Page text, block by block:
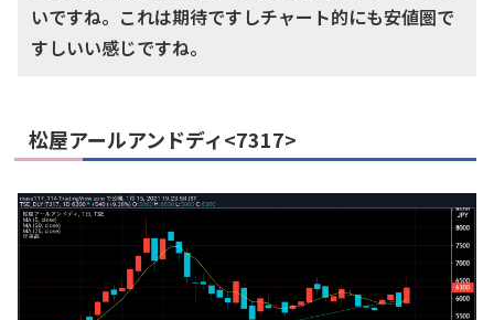
いですね。これは期待ですしチャート的にも安値圏で
すしいい感じですね。
松屋アールアンドディ<7317>